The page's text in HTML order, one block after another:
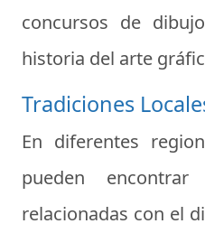
concursos de
historia del arte
Tradiciones
En diferentes
pueden encontrar
relacionadas con el